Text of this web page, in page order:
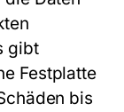
gibt
Festplatte
bis